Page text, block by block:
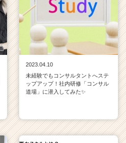
2023.04.10
未経験でもコンサルタントへステ
ップアップ！社内研修「コンサル
道場」に潜入してみた✨